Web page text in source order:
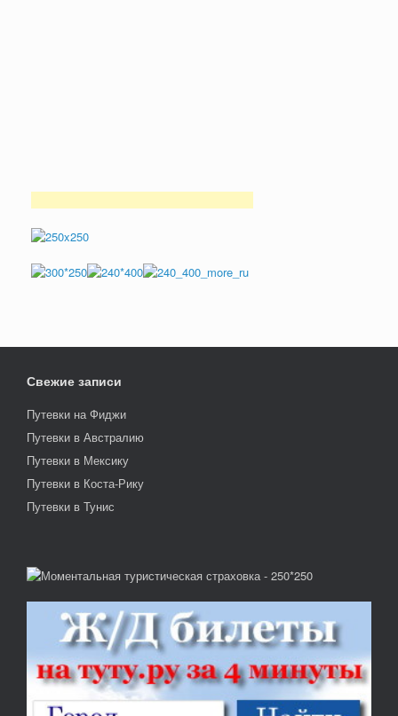
Свежие записи
Путевки на Фиджи
Путевки в Австралию
Путевки в Мексику
Путевки в Коста-Рику
Путевки в Тунис